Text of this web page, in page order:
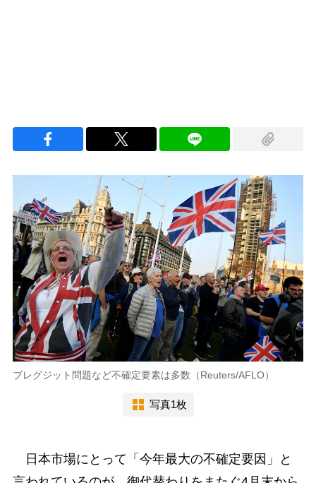
ブレグジット問題など不確定要素は多数（Reuters/AFLO）
写真1枚
日本市場にとって「今年最大の不確定要因」と